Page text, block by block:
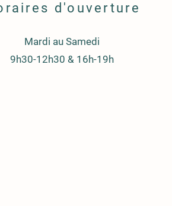
d'ouverture
Mardi au Samedi
9h30-12h30 & 16h-19h